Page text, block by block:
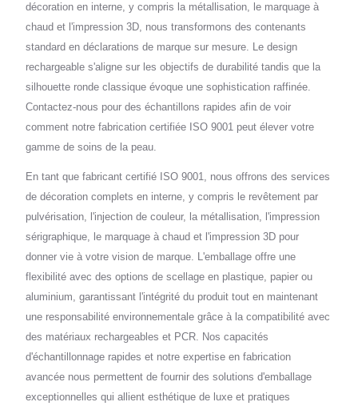
décoration en interne, y compris la métallisation, le marquage à
chaud et l'impression 3D, nous transformons des contenants
standard en déclarations de marque sur mesure. Le design
rechargeable s'aligne sur les objectifs de durabilité tandis que la
silhouette ronde classique évoque une sophistication raffinée.
Contactez-nous pour des échantillons rapides afin de voir
comment notre fabrication certifiée ISO 9001 peut élever votre
gamme de soins de la peau.
En tant que fabricant certifié ISO 9001, nous offrons des services
de décoration complets en interne, y compris le revêtement par
pulvérisation, l'injection de couleur, la métallisation, l'impression
sérigraphique, le marquage à chaud et l'impression 3D pour
donner vie à votre vision de marque. L'emballage offre une
flexibilité avec des options de scellage en plastique, papier ou
aluminium, garantissant l'intégrité du produit tout en maintenant
une responsabilité environnementale grâce à la compatibilité avec
des matériaux rechargeables et PCR. Nos capacités
d'échantillonnage rapides et notre expertise en fabrication
avancée nous permettent de fournir des solutions d'emballage
exceptionnelles qui allient esthétique de luxe et pratiques